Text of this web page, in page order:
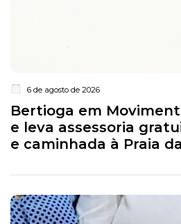
6 de agosto de 2026
Bertioga em
e leva assessoria
e caminhada à Praia